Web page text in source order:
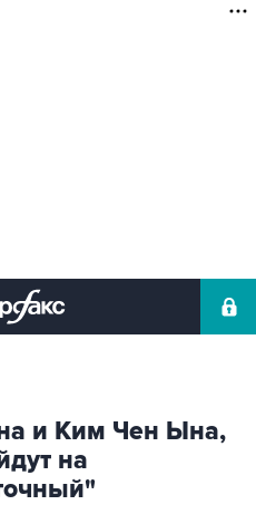
и Ким Чен Ына,
на